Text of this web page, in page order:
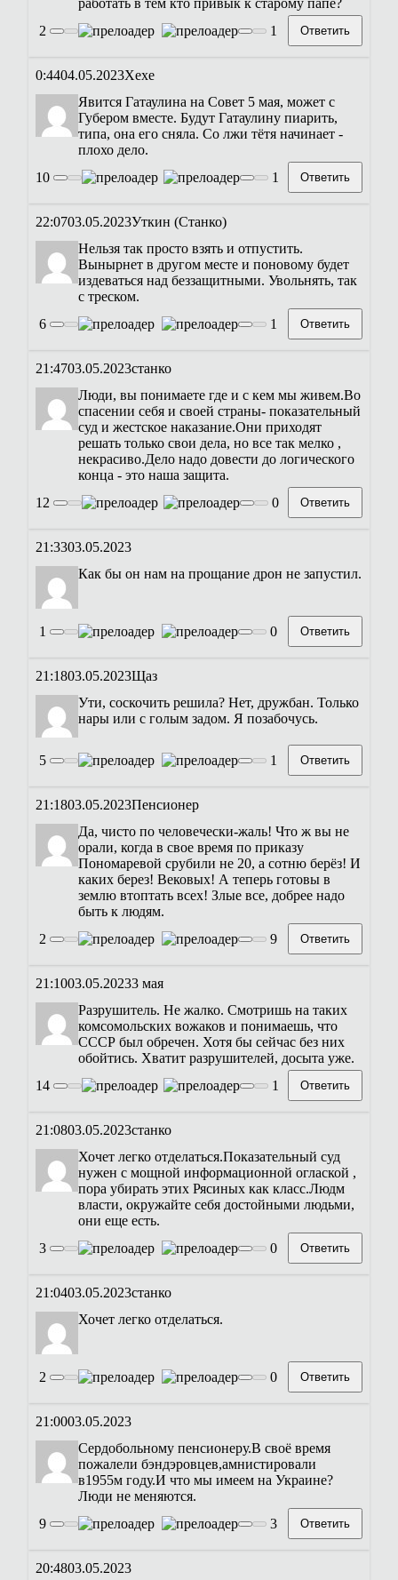
работать в тем кто привык к старому папе?
2
1 Ответить
0:4404.05.2023Хехе
Явится Гатаулина на Совет 5 мая, может с
Губером вместе. Будут Гатаулину пиарить,
типа, она его сняла. Со лжи тётя начинает -
плохо дело.
10
1 Ответить
22:0703.05.2023Уткин (Станко)
Нельзя так просто взять и отпустить.
Вынырнет в другом месте и поновому будет
издеваться над беззащитными. Увольнять, так
с треском.
6
1 Ответить
21:4703.05.2023станко
Люди, вы понимаете где и с кем мы живем.Во
спасении себя и своей страны- показательный
суд и жестское наказание.Они приходят
решать только свои дела, но все так мелко ,
некрасиво.Дело надо довести до логического
конца - это наша защита.
12
0 Ответить
21:3303.05.2023
Как бы он нам на прощание дрон не запустил.
1 0 Ответить
21:1803.05.2023Щаз
Ути, соскочить решила? Нет, дружбан. Только
нары или с голым задом. Я позабочусь.
5 1 Ответить
21:1803.05.2023Пенсионер
Да, чисто по человечески-жаль! Что ж вы не
орали, когда в свое время по приказу
Пономаревой срубили не 20, а сотню берёз! И
каких берез! Вековых! А теперь готовы в
землю втоптать всех! Злые все, добрее надо
быть к людям.
2
9 Ответить
21:1003.05.20233 мая
Разрушитель. Не жалко. Смотришь на таких
комсомольских вожаков и понимаешь, что
СССР был обречен. Хотя бы сейчас без них
обойтись. Хватит разрушителей, досыта уже.
14
1 Ответить
21:0803.05.2023станко
Хочет легко отделаться.Показательный суд
нужен с мощной информационной оглаской ,
пора убирать этих Рясиных как класс.Людм
власти, окружайте себя достойными людьми,
они еще есть.
3
0 Ответить
21:0403.05.2023станко
Хочет легко отделаться.
2 0 Ответить
21:0003.05.2023
Сердобольному пенсионеру.В своё время
пожалели бэндэровцев,амнистировали
в1955м году.И что мы имеем на Украине?
Люди не меняются.
9
3 Ответить
20:4803.05.2023